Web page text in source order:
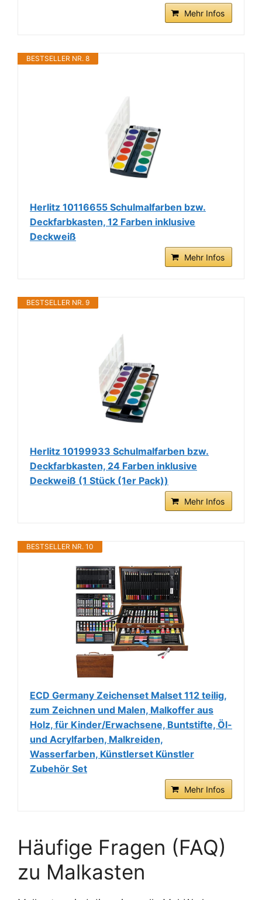
Mehr Infos
BESTSELLER NR. 8
Herlitz 10116655 Schulmalfarben bzw.
Deckfarbkasten, 12 Farben inklusive
Deckweiß
Mehr Infos
BESTSELLER NR. 9
Herlitz 10199933 Schulmalfarben bzw.
Deckfarbkasten, 24 Farben inklusive
Deckweiß (1 Stück (1er Pack))
Mehr Infos
BESTSELLER NR. 10
ECD Germany Zeichenset Malset 112 teilig,
zum Zeichnen und Malen, Malkoffer aus
Holz, für Kinder/Erwachsene, Buntstifte, Öl-
und Acrylfarben, Malkreiden,
Wasserfarben, Künstlerset Künstler
Zubehör Set
Mehr Infos
Häufige Fragen (FAQ)
zu Malkasten